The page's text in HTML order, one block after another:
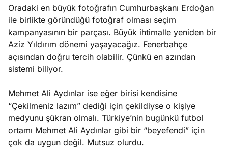
Oradaki en büyük fotoğrafın Cumhurbaşkanı Erdoğan
ile birlikte göründüğü fotoğraf olması seçim
kampanyasının bir parçası. Büyük ihtimalle yeniden bir
Aziz Yıldırım dönemi yaşayacağız. Fenerbahçe
açısından doğru tercih olabilir. Çünkü en azından
sistemi biliyor.
Mehmet Ali Aydınlar ise eğer birisi kendisine
“Çekilmeniz lazım” dediği için çekildiyse o kişiye
medyunu şükran olmalı. Türkiye’nin bugünkü futbol
ortamı Mehmet Ali Aydınlar gibi bir “beyefendi” için
çok da uygun değil. Mutsuz olurdu.